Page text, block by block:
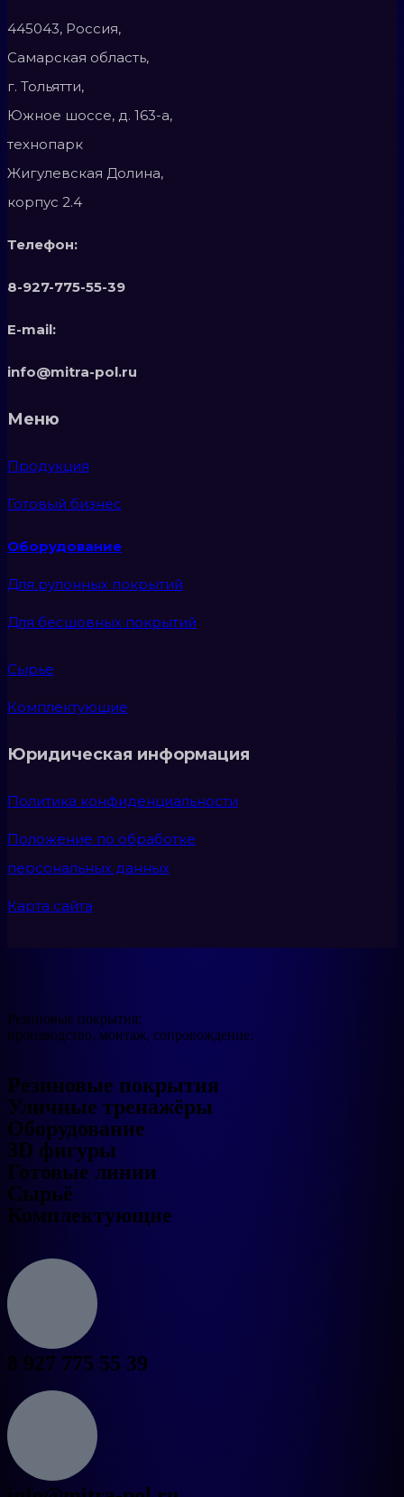
445043, Россия,
Самарская область,
г. Тольятти,
Южное шоссе, д. 163-а,
технопарк
Жигулевская Долина,
корпус 2.4
Телефон:
8-927-775-55-39
E-mail:
info@mitra-pol.ru
Меню
Продукция
Готовый бизнес
Оборудование
Для рулонных покрытий
Для бесшовных покрытий
Сырье
Комплектующие
Юридическая информация
Политика конфиденциальности
Положение по обработке
персональных данных
Карта сайта
Резиновые покрытия:
производство, монтаж, сопровождение.
Резиновые покрытия
Уличные тренажёры
Оборудование
3D фигуры
Готовые линии
Сырьё
Комплектующие
8 927 775 55 39